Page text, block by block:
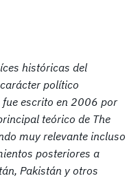
históricas del
político
escrito en 2006 por
teórico de The
muy relevante incluso
posteriores a
Pakistán y otros